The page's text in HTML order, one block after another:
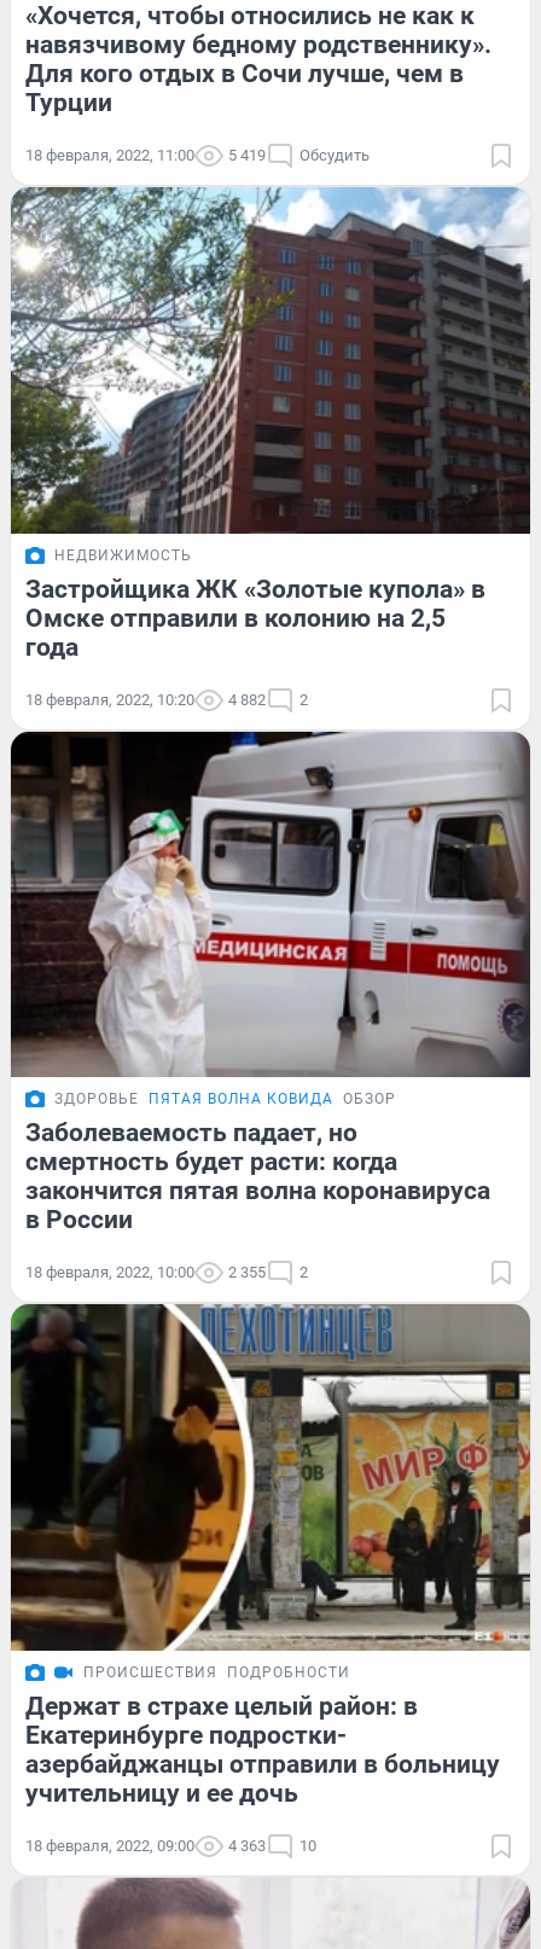
«Хочется, чтобы относились не как к
навязчивому бедному родственнику».
Для кого отдых в Сочи лучше, чем в
Турции
18 февраля, 2022, 11:00 5 419 Обсудить
НЕДВИЖИМОСТЬ
Застройщика ЖК «Золотые купола» в
Омске отправили в колонию на 2,5
года
18 февраля, 2022, 10:20 4 882 2
ЗДОРОВЬЕ ПЯТАЯ ВОЛНА КОВИДА ОБЗОР
Заболеваемость падает, но
смертность будет расти: когда
закончится пятая волна коронавируса
в России
18 февраля, 2022, 10:00 2 355 2
ПРОИСШЕСТВИЯ ПОДРОБНОСТИ
Держат в страхе целый район: в
Екатеринбурге подростки-
азербайджанцы отправили в больницу
учительницу и ее дочь
18 февраля, 2022, 09:00 4 363 10